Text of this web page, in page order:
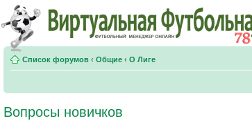
Список форумов ‹ Общие ‹ О Лиге
Вопросы новичков